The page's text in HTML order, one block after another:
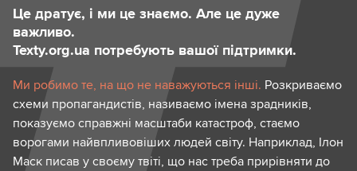
Це дратує, і ми це знаємо. Але це дуже
важливо.
Texty.org.ua потребують вашої підтримки.
Ми робимо те, на що не наважуються інші. Розкриваємо
схеми пропагандистів, називаємо імена зрадників,
показуємо справжні масштаби катастроф, стаємо
ворогами найвпливовіших людей світу. Наприклад, Ілон
Маск писав у своєму твіті, що нас треба прирівняти до